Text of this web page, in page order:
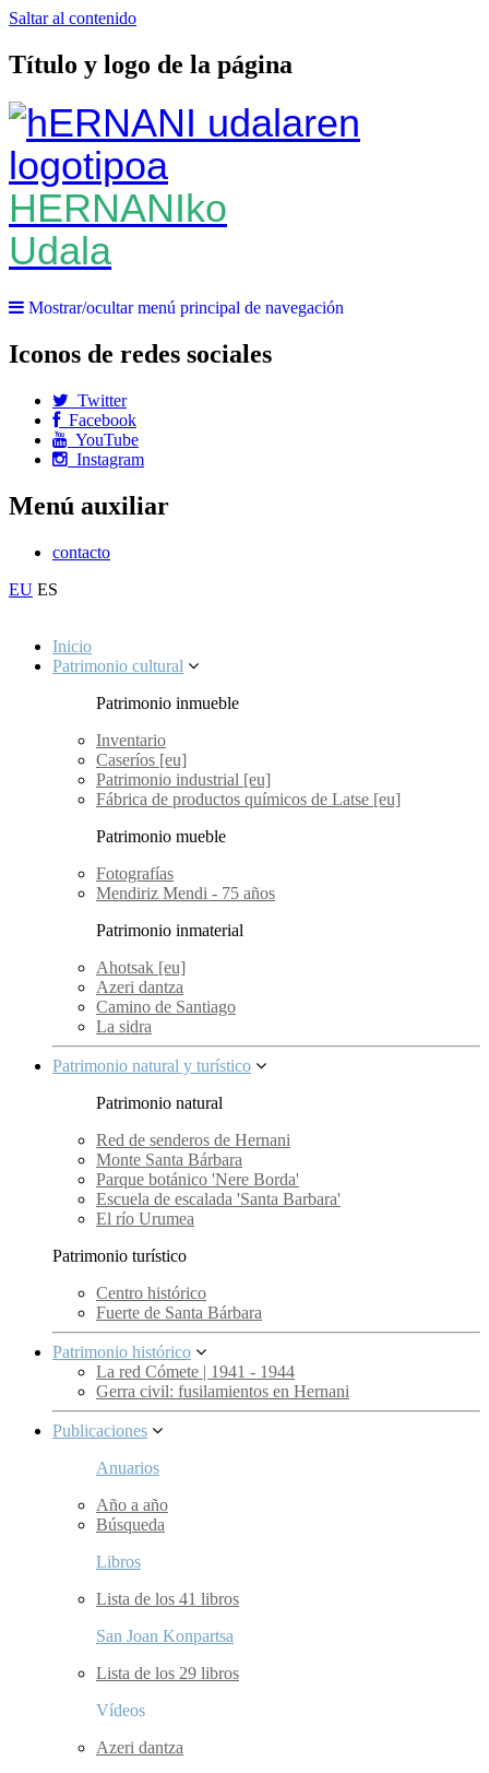
Saltar al contenido
Título y logo de la página
HERNANIko
Udala
Mostrar/ocultar menú principal de navegación
Iconos de redes sociales
Twitter
Facebook
YouTube
Instagram
Menú auxiliar
contacto
EU ES
Inicio
Patrimonio cultural
Patrimonio inmueble
Inventario
Caseríos [eu]
Patrimonio industrial [eu]
Fábrica de productos químicos de Latse [eu]
Patrimonio mueble
Fotografías
Mendiriz Mendi - 75 años
Patrimonio inmaterial
Ahotsak [eu]
Azeri dantza
Camino de Santiago
La sidra
Patrimonio natural y turístico
Patrimonio natural
Red de senderos de Hernani
Monte Santa Bárbara
Parque botánico 'Nere Borda'
Escuela de escalada 'Santa Barbara'
El río Urumea
Patrimonio turístico
Centro histórico
Fuerte de Santa Bárbara
Patrimonio histórico
La red Cómete | 1941 - 1944
Gerra civil: fusilamientos en Hernani
Publicaciones
Anuarios
Año a año
Búsqueda
Libros
Lista de los 41 libros
San Joan Konpartsa
Lista de los 29 libros
Vídeos
Azeri dantza